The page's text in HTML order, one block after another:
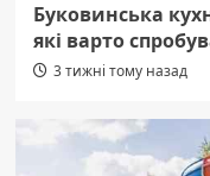
Буковинська
які варто
3 тижні тому назад